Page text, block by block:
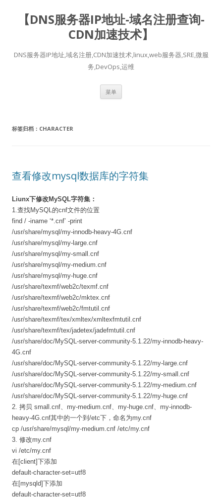
【DNS服务器IP地址-域名注册查询-
CDN加速技术】
DNS服务器IP地址,域名注册,CDN加速技术,linux,web服务器,SRE,微服
务,DevOps,运维
菜单
标签归档： CHARACTER
查看修改mysql数据库的字符集
Liunx下修改MySQL字符集：
1.查找MySQL的cnf文件的位置
find / -iname ‘*.cnf’ -print
/usr/share/mysql/my-innodb-heavy-4G.cnf
/usr/share/mysql/my-large.cnf
/usr/share/mysql/my-small.cnf
/usr/share/mysql/my-medium.cnf
/usr/share/mysql/my-huge.cnf
/usr/share/texmf/web2c/texmf.cnf
/usr/share/texmf/web2c/mktex.cnf
/usr/share/texmf/web2c/fmtutil.cnf
/usr/share/texmf/tex/xmltex/xmltexfmtutil.cnf
/usr/share/texmf/tex/jadetex/jadefmtutil.cnf
/usr/share/doc/MySQL-server-community-5.1.22/my-innodb-heavy-
4G.cnf
/usr/share/doc/MySQL-server-community-5.1.22/my-large.cnf
/usr/share/doc/MySQL-server-community-5.1.22/my-small.cnf
/usr/share/doc/MySQL-server-community-5.1.22/my-medium.cnf
/usr/share/doc/MySQL-server-community-5.1.22/my-huge.cnf
2. 拷贝 small.cnf、my-medium.cnf、my-huge.cnf、my-innodb-
heavy-4G.cnf其中的一个到/etc下，命名为my.cnf
cp /usr/share/mysql/my-medium.cnf /etc/my.cnf
3. 修改my.cnf
vi /etc/my.cnf
在[client]下添加
default-character-set=utf8
在[mysqld]下添加
default-character-set=utf8